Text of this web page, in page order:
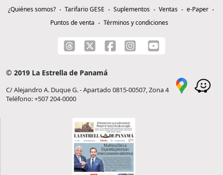
¿Quiénes somos? Tarifario GESE Suplementos Ventas
e-Paper
Puntos de venta
Términos y condiciones
© 2019 La Estrella de Panamá
C/ Alejandro A. Duque G. - Apartado 0815-00507, Zona 4
Teléfono: +507 204-0000